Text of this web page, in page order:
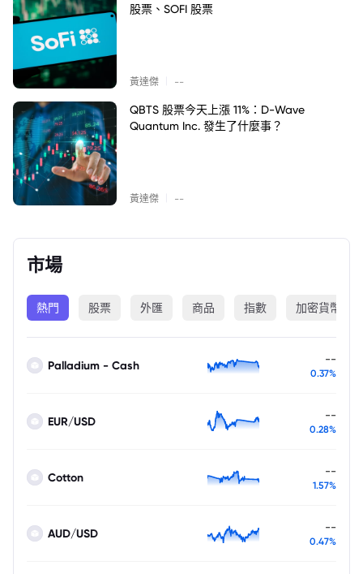
股票、SOFI 股票
黃達傑 --
QBTS 股票今天上漲 11%：D-Wave
Quantum Inc. 發生了什麼事？
黃達傑 --
市場
熱門 股票 外匯 商品 指數 加密貨幣
Palladium - Cash --
0.37%
EUR/USD --
0.28%
Cotton --
1.57%
AUD/USD --
0.47%